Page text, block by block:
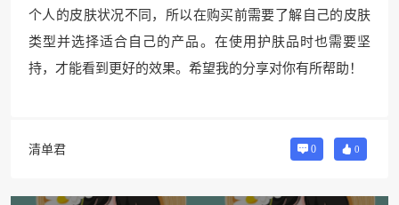
个人的皮肤状况不同，所以在购买前需要了解自己的皮肤
类型并选择适合自己的产品。在使用护肤品时也需要坚
持，才能看到更好的效果。希望我的分享对你有所帮助！
清单君 0 0